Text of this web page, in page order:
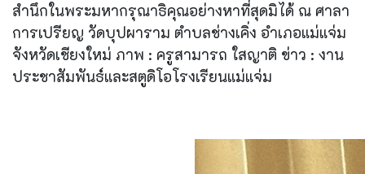
สำนึกในพระมหากรุณาธิคุณอย่างหาที่สุดมิได้ ณ ศาลา
การเปรียญ วัดบุปผาราม ตำบลช่างเคิ่ง อำเภอแม่แจ่ม
จังหวัดเชียงใหม่ ภาพ : ครูสามารถ ใสญาติ ข่าว : งาน
ประชาสัมพันธ์และสตูดิโอโรงเรียนแม่แจ่ม